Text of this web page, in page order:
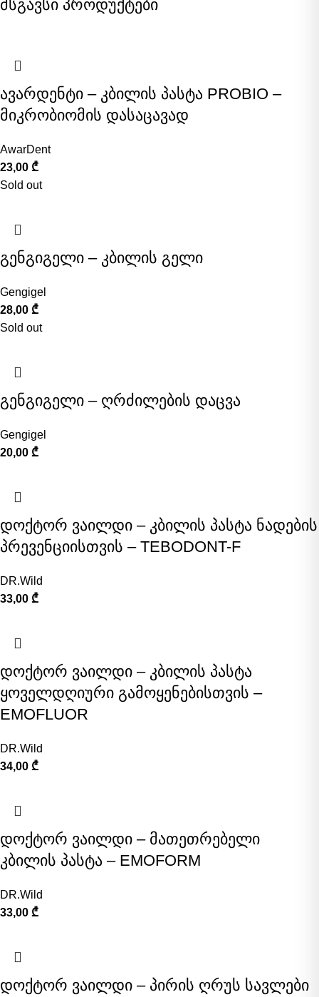
მსგავსი პროდუქტები
ავარდენტი – კბილის პასტა PROBIO –
მიკრობიომის დასაცავად
AwarDent
23,00 ₾
Sold out
გენგიგელი – კბილის გელი
Gengigel
28,00 ₾
Sold out
გენგიგელი – ღრძილების დაცვა
Gengigel
20,00 ₾
დოქტორ ვაილდი – კბილის პასტა ნადების
პრევენციისთვის – TEBODONT-F
DR.Wild
33,00 ₾
დოქტორ ვაილდი – კბილის პასტა
ყოველდღიური გამოყენებისთვის –
EMOFLUOR
DR.Wild
34,00 ₾
დოქტორ ვაილდი – მათეთრებელი
კბილის პასტა – EMOFORM
DR.Wild
33,00 ₾
დოქტორ ვაილდი – პირის ღრუს სავლები